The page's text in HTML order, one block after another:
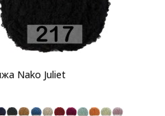
Nako Juliet